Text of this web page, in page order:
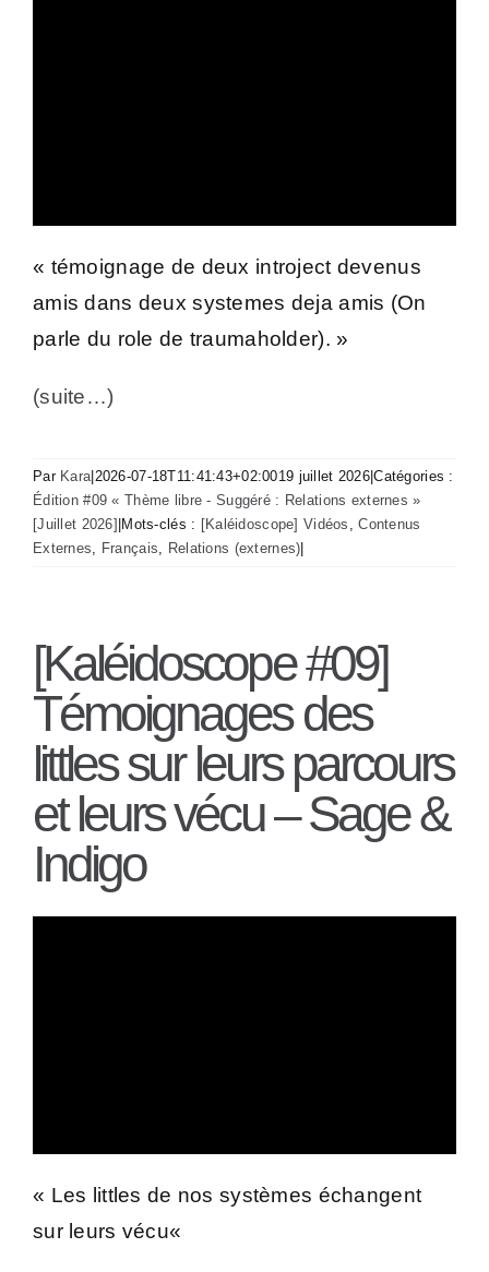
« témoignage de deux introject devenus
amis dans deux systemes deja amis (On
parle du role de traumaholder). »
(suite…)
Par Kara 2026-07-18T11:41:43+02:0019 juillet 2026 |Catégories :
Édition #09 « Thème libre - Suggéré : Relations externes »
[Juillet 2026] Mots-clés : [Kaléidoscope] Vidéos ,Contenus
Externes
Français Relations (externes)
[Kaléidoscope #09]
Témoignages des
littles sur leurs parcours
et leurs vécu – Sage &
Indigo
« Les littles de nos systèmes échangent
sur leurs vécu«